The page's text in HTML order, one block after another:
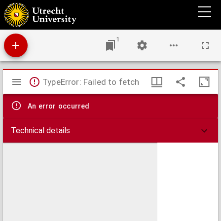
Ein Fall von Zahnanomalie beim Pferde
1
Mirador
viewer
TypeError: Failed to fetch
An error occurred
Technical details